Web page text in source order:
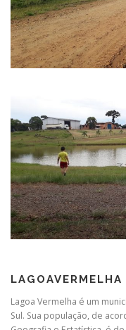
LAGOAVERMELHA
Lagoa Vermelha é um
Sul. Sua população, de